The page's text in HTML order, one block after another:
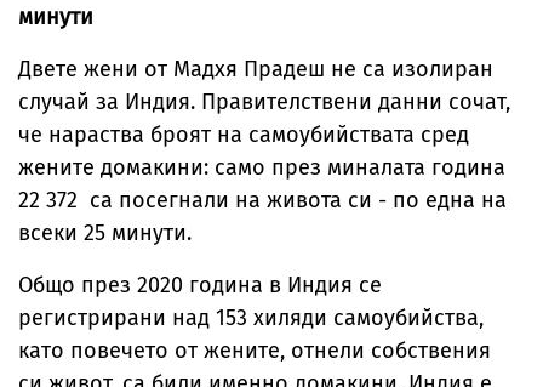
минути
Двете жени от Мадхя Прадеш не са изолиран
случай за Индия. Правителствени данни сочат,
че нараства броят на самоубийствата сред
жените домакини: само през миналата година
22 372 са посегнали на живота си - по една на
всеки 25 минути.
Общо през 2020 година в Индия се
регистрирани над 153 хиляди самоубийства,
като повечето от жените, отнели собствения